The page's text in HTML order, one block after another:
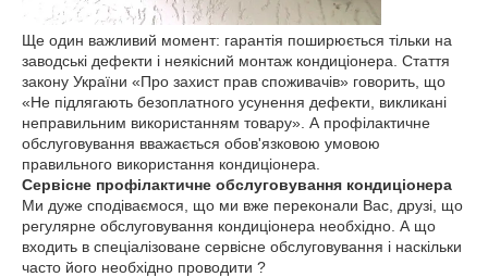
Ще один важливий момент: гарантія поширюється тільки на
заводські дефекти і неякісний монтаж кондиціонера. Стаття
закону України «Про захист прав споживачів» говорить, що
«Не підлягають безоплатного усунення дефекти, викликані
неправильним використанням товару». А профілактичне
обслуговування вважається обов'язковою умовою
правильного використання кондиціонера.
Сервісне профілактичне обслуговування кондиціонера
Ми дуже сподіваємося, що ми вже переконали Вас, друзі, що
регулярне обслуговування кондиціонера необхідно. А що
входить в спеціалізоване сервісне обслуговування і наскільки
часто його необхідно проводити ?